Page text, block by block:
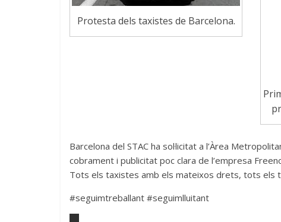
Protesta dels taxistes de Barcelona.
Barcelona del STAC ha sol·licitat a l’Àrea
cobrament i publicitat poc clara de l’empresa
Tots els taxistes amb els mateixos drets, tots els
#seguimtreballant #seguimlluitant